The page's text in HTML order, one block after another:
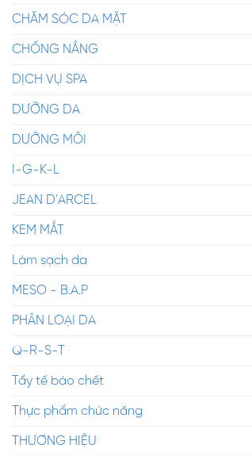
CHĂM SÓC DA MẶT
CHỐNG NẮNG
DỊCH VỤ SPA
DƯỠNG DA
DƯỠNG MÔI
I-G-K-L
JEAN D'ARCEL
KEM MẮT
Làm sạch da
MESO - B.A.P
PHÂN LOẠI DA
Q-R-S-T
Tẩy tế bào chết
Thực phẩm chức năng
THƯƠNG HIỆU